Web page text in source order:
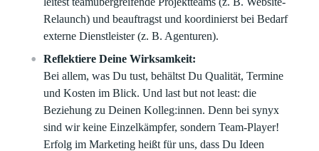
Relaunch) und beauftragst und koordinierst bei Bedarf
externe Dienstleister (z. B. Agenturen).
Reflektiere Deine Wirksamkeit:
Bei allem, was Du tust, behältst Du Qualität, Termine
und Kosten im Blick. Und last but not least: die
Beziehung zu Deinen Kolleg:innen. Denn bei synyx
sind wir keine Einzelkämpfer, sondern Team-Player!
Erfolg im Marketing heißt für uns, dass Du Ideen